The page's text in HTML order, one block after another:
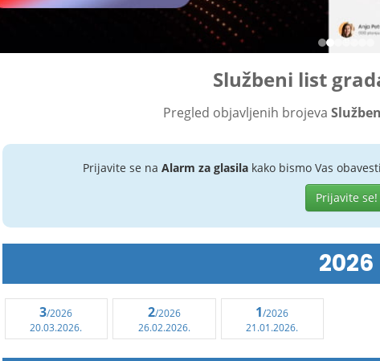
Službeni list
Pregled objavljenih brojeva
Prijavite se na Alarm za glasilakako bismo Vas
Prijavite se!
2026
3/2026
20.03.2026.
2/2026
26.02.2026.
1/2026
21.01.2026.